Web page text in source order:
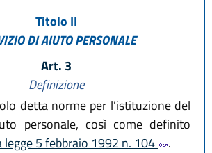
Titolo II
DI AIUTO PERSONALE
Art. 3
Definizione
detta norme per l'istituzione del
personale, così come definito
legge 5 febbraio 1992 n. 104
.